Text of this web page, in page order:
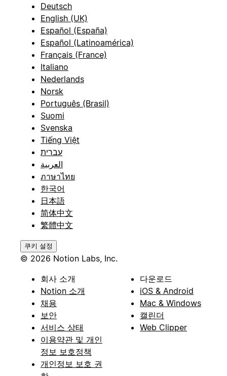
Deutsch
English (UK)
Español (España)
Español (Latinoamérica)
Français (France)
Italiano
Nederlands
Norsk
Português (Brasil)
Suomi
Svenska
Tiếng Việt
עברית
العربية
ภาษาไทย
한국어
日本語
简体中文
繁體中文
쿠키 설정
© 2026 Notion Labs, Inc.
회사 소개
Notion 소개
채용
보안
서비스 상태
이용약관 및 개인
정보 보호정책
개인정보 보호 권
다운로드
iOS & Android
Mac & Windows
캘린더
Web Clipper